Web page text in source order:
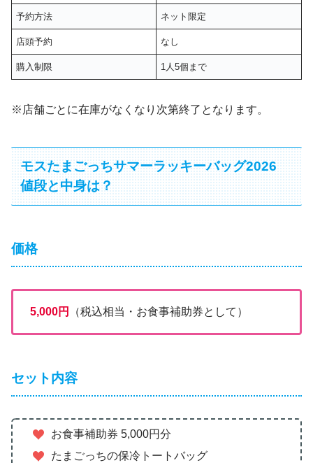
予約方法 ネット限定
店頭予約 なし
購入制限 1人5個まで
※店舗ごとに在庫がなくなり次第終了となります。
モスたまごっちサマーラッキーバッグ2026
値段と中身は？
価格
5,000円 （税込相当・お食事補助券として）
セット内容
お食事補助券 5,000円分
たまごっちの保冷トートバッグ